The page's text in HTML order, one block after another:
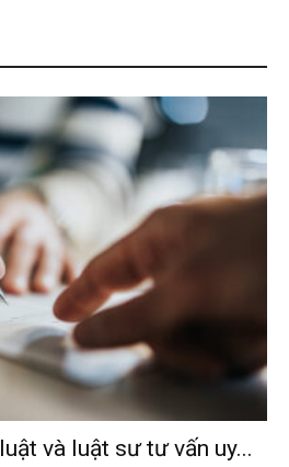
và luật sư tư vấn uy...